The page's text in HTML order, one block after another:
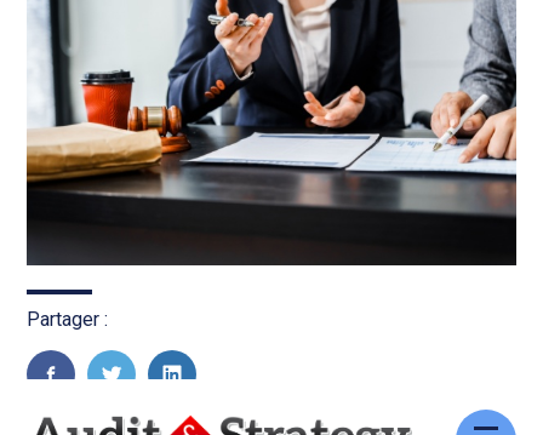
Partager :